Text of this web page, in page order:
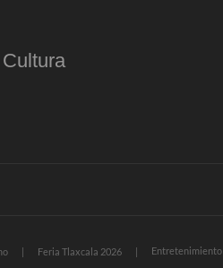
Feria Tlaxcala 2026 Entretenimiento